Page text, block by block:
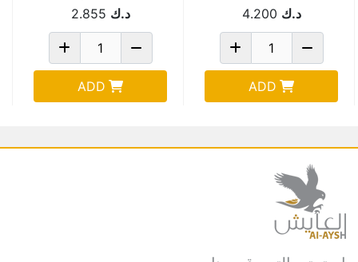
د.ك 4.200
ADD
د.ك 2.855
ADD